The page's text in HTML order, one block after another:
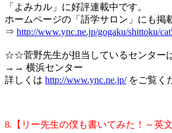
「よみカル」に好評連載中です。
ホームページの「語学サロン」にも掲
⇒ http://www.ync.ne.jp/gogaku/shittoku/
☆☆菅野先生が担当しているセンタ
→→ 横浜センター
詳しくは http://www.ync.ne.jp/をご覧く
8.【リー先生の僕も書いてみた！～英